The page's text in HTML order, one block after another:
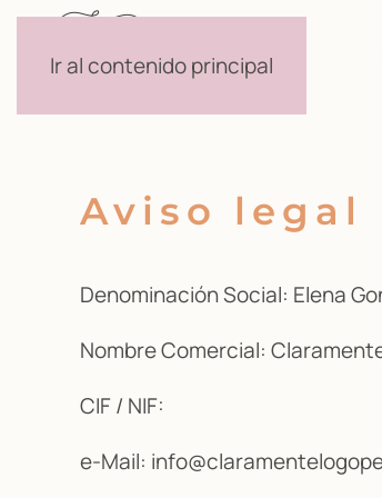
Ir al contenido principal
Aviso legal
Denominación Social: Elena
Nombre Comercial:
CIF / NIF:
e-Mail: